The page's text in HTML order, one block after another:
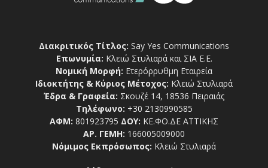
Διακριτικός Τίτλος: Say Yes Communications
Επωνυμία: Κλειώ Στυλιαρά και ΣΙΑ Ε.Ε.
Νομική Μορφή: Ετερόρρυθμη Εταιρεία
Ιδιοκτήτης & Κύριος Μέτοχος: Κλειώ Στυλιαρά
Έδρα & Γραφεία: Σκουζέ 14, 18536 Πειραιάς
Τηλέφωνο: +30 2130990585
ΑΦΜ: 801923795 ΔΟΥ: ΚΕ.ΦΟ.ΔΕ ΑΤΤΙΚΗΣ
ΑΡ. ΓΕΜΗ: 166005009000
Νόμιμος Εκπρόσωπος: Κλειώ Στυλιαρά